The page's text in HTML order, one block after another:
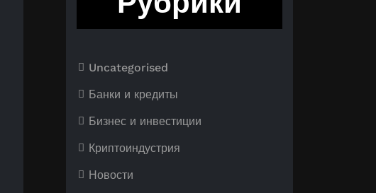
Uncategorised
Банки и кредиты
Бизнес и инвестиции
Криптоиндустрия
Новости